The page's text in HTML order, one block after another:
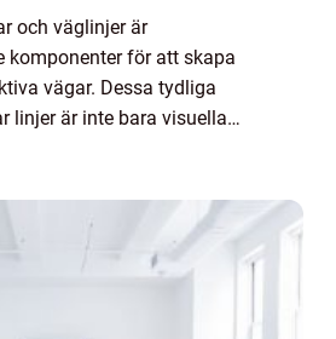
och väglinjer är
komponenter för att skapa
vägar. Dessa tydliga
linjer är inte bara visuella